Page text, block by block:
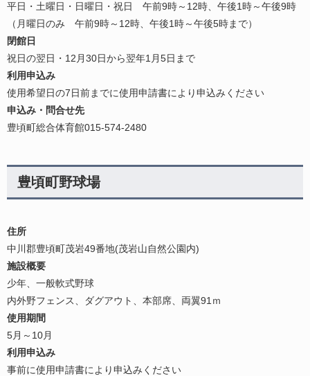
平日・土曜日・日曜日・祝日 午前9時～12時、午後1時～午後9時
（月曜日のみ 午前9時～12時、午後1時～午後5時まで）
閉館日
祝日の翌日・12月30日から翌年1月5日まで
利用申込み
使用希望日の7日前までに使用申請書により申込みください
申込み・問合せ先
豊頃町総合体育館015-574-2480
豊頃町野球場
住所
中川郡豊頃町茂岩49番地(茂岩山自然公園内)
施設概要
少年、一般軟式野球
内外野フェンス、ダグアウト、本部席、両翼91ｍ
使用期間
5月～10月
利用申込み
事前に使用申請書により申込みください